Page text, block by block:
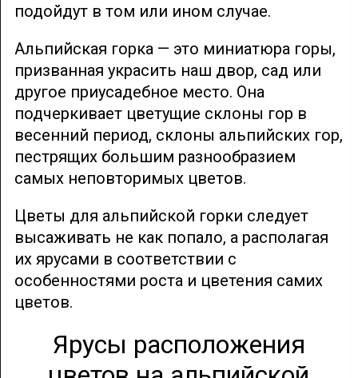
подойдут в том или ином случае.
Альпийская горка — это миниатюра горы,
призванная украсить наш двор, сад или
другое приусадебное место. Она
подчеркивает цветущие склоны гор в
весенний период, склоны альпийских гор,
пестрящих большим разнообразием
самых неповторимых цветов.
Цветы для альпийской горки следует
высаживать не как попало, а располагая
их ярусами в соответствии с
особенностями роста и цветения самих
цветов.
Ярусы расположения